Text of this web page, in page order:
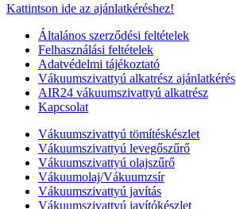
Kattintson ide az ajánlatkéréshez!
Általános szerződési feltételek
Felhasználási feltételek
Adatvédelmi tájékoztató
Vákuumszivattyú alkatrész ajánlatkérés
AIR24 vákuumszivattyú alkatrész
Kapcsolat
Vákuumszivattyú tömítéskészlet
Vákuumszivattyú levegőszűrő
Vákuumszivattyú olajszűrő
Vákuumolaj/Vákuumzsír
Vákuumszivattyú javítás
Vákuumszivattyú javítókészlet